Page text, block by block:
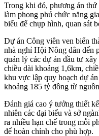
Trong khi đó, phương án thứ
làm phong phú chức năng
biểu để chụp hình, quan sát
Dự án Công viên ven biển
nhà nghỉ Hội Nông dân đến
quản lý các dự án đầu tư
chiều dài khoảng 1,6km,
khu vực lập quy hoạch dự
khoảng 185 tỷ đồng từ
Đánh giá cao ý tưởng thiết
nhiên các đại biểu và sở
ra nhiều hạn chế trong mỗi
để hoàn chỉnh cho phù hợp.